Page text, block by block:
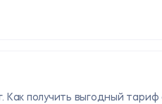
получить выгодный